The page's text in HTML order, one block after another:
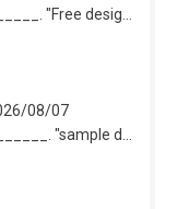
08/07